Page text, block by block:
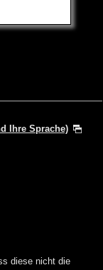
Ihre Sprache)
diese nicht die